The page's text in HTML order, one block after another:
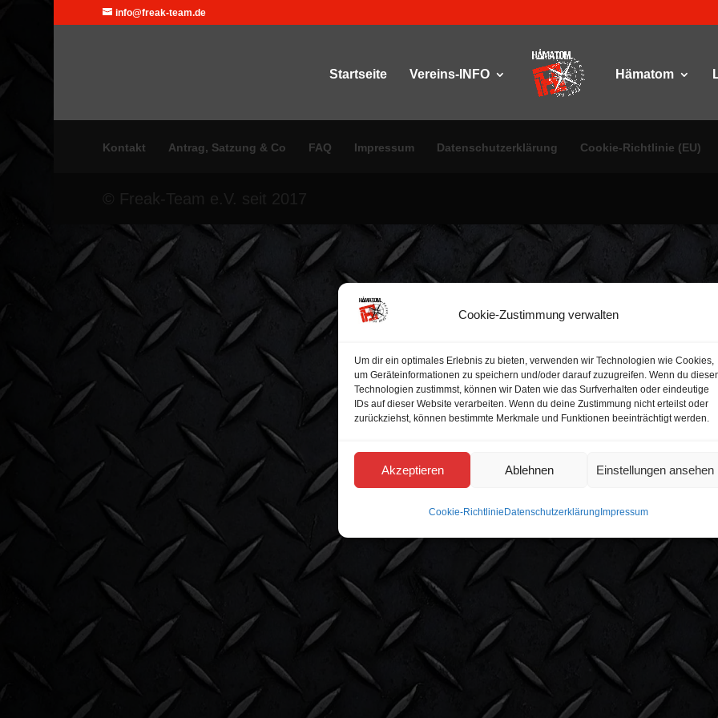
Cookie-Zustimmung verwalten
Um dir ein optimales Erlebnis zu bieten, verwenden wir Technologien wie Cookies,
um Geräteinformationen zu speichern und/oder darauf zuzugreifen. Wenn du
Technologien zustimmst, können wir Daten wie das Surfverhalten oder eindeutige
IDs auf dieser Website verarbeiten. Wenn du deine Zustimmung nicht erteilst oder
zurückziehst, können bestimmte Merkmale und Funktionen beeinträchtigt werden.
Akzeptieren Ablehnen Einstellungen ansehen
Cookie-Richtlinie Datenschutzerklärung Impressum
info@freak-team.de
Startseite Vereins-INFO Hämatom
Kontakt Antrag, Satzung & Co FAQ Impressum Datenschutzerklärung Cookie-Richtlinie (EU)
Zum Auswählen per Drag & Drop oder Klicken
JPEG, PNG, GIF, WebP, MP4, WebM · Bilder max 2 MB · Videos max 2 MB
Abbrechen Geschichte veröffentlichen